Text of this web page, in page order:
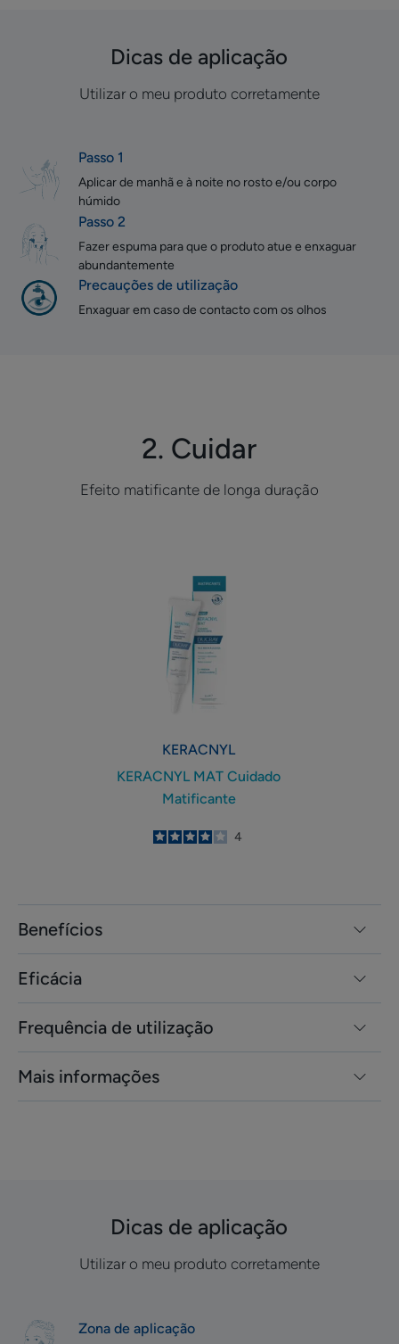
Dicas de aplicação
Utilizar o meu produto corretamente
Passo 1
Aplicar de manhã e à noite no rosto e/ou corpo
húmido
Passo 2
Fazer espuma para que o produto atue e enxaguar
abundantemente
Precauções de utilização
Enxaguar em caso de contacto com os olhos
2. Cuidar
Efeito matificante de longa duração
MAT
Cuidado
Matificante
KERACNYL
KERACNYL MAT Cuidado
Matificante
4
/5
4
Benefícios
Eficácia
Frequência de utilização
Mais informações
Dicas de aplicação
Utilizar o meu produto corretamente
Zona de aplicação